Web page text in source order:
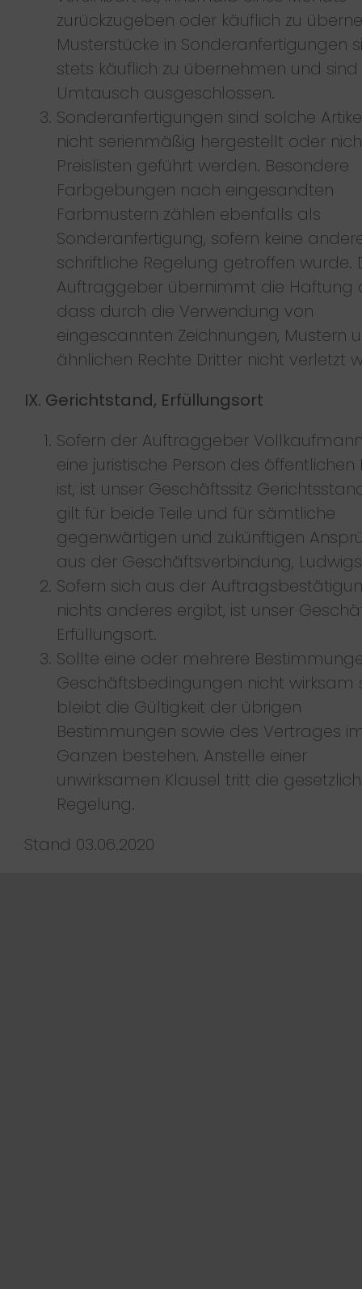
zurückzugeben oder käuflich zu
Musterstücke in Sonderanfertigungen
stets käuflich zu übernehmen und
Umtausch ausgeschlossen.
Sonderanfertigungen sind solche
nicht serienmäßig hergestellt oder
Preislisten geführt werden. Besondere
Farbgebungen nach eingesandten
Farbmustern zählen ebenfalls als
Sonderanfertigung, sofern keine
schriftliche Regelung getroffen wurde.
Auftraggeber übernimmt die Haftung
dass durch die Verwendung von
eingescannten Zeichnungen, Mustern
ähnlichen Rechte Dritter nicht verletzt
IX. Gerichtstand, Erfüllungsort
Sofern der Auftraggeber
eine juristische Person des öffentlichen
ist, ist unser Geschäftssitz
gilt für beide Teile und für sämtliche
gegenwärtigen und zukünftigen
aus der Geschäftsverbindung,
Sofern sich aus der
nichts anderes ergibt, ist unser
Erfüllungsort.
Sollte eine oder mehrere
Geschäftsbedingungen nicht wirksam
bleibt die Gültigkeit der übrigen
Bestimmungen sowie des Vertrages
Ganzen bestehen. Anstelle einer
unwirksamen Klausel tritt die
Regelung.
Stand 03.06.2020